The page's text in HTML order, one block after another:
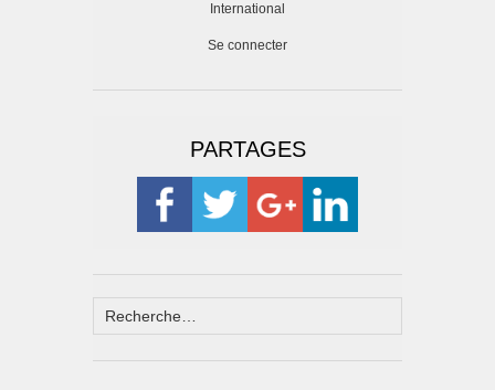
International
Se connecter
PARTAGES